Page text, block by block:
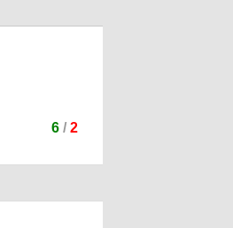
6/ 2